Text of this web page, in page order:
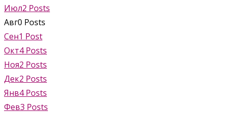
Июл2 Posts
Авг0 Posts
Сен1 Post
Окт4 Posts
Ноя2 Posts
Дек2 Posts
Янв4 Posts
Фев3 Posts